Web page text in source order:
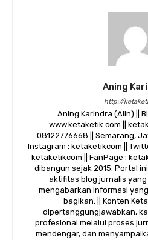
Aning
http://
Aning Karindra (Alin) ||
www.ketaketik.com ||
08122776668 || Semarang,
Instagram : ketaketikcom ||
ketaketikcom || FanPage :
dibangun sejak 2015. Portal
aktifitas blog jurnalis
mengabarkan informasi
bagikan. || Konten
dipertanggungjawabkan,
profesional melalui proses
mendengar, dan